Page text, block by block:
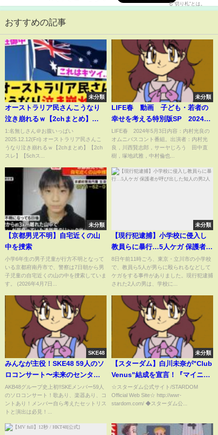
おすすめの記事
未分類
オーストラリア民さんこうなり
泣き崩れるｗ【2chまとめ】
【2chスレ】【5chスレ】
1:名無しさん＠お腹いっぱい
2025.12.12(Fri) オーストラリア民さんこ
うなり泣き崩れるｗ【2chまとめ】【2ch
スレ】【5chス...
未分類
LIFE春 動画 子ども・若者の
幸せを考える特別版SP 2024年
5月3日
LIFE春 2024年5月3日内容：内村光良の
オムニバスコント番組。出演者：内村光
良，川西賢志郎，サーヤじろう 田中直
樹，塚地武雅，中村倫也...
未分類
【京都男児不明】自宅近くの山
中を捜索
小学6年生の男子児童が行方不明となって
いる京都府南丹市で、警察は7日朝から男
子児童の自宅近くの山の中を捜索していま
す。 (2026年4月7日...
未分類
【現行犯逮捕】小学校に侵入し
教員らに暴行…5人ケガ 保護者が
呼び出した知人の男2人
8日午前11時ごろ、東京・立川市の小学校
で、教員ら5人が男らに殴られるなどして
ケガをする事件がありました。現行犯逮捕
された2人の男は、学校に...
SKE48
みんなが主役！SKE48 59人のソ
ロコンサート〜未来のセンター
は誰だ？〜DVD&Blu-rayダイジ
ェスト公開!!
AKB48グループ史上初!!SKEメンバー59人
のソロコンサート！歌あり、楽器あり、コ
ントあり！メンバー自ら考えたセットリス
トと演出は必見！...
未分類
【スターダム】白川未奈が"Club
Venus"結成を宣言！『マイニュ
ーフレンズ、ザイヤ・ブルック
サイド、マライア・メイ！』タ
ッグ解散のウナギ・サヤカ泣
【STARDOM】
☆スターダム公式サイト/STARDOM
Official Web Site☆ http://wwr-
stardom.com/ ◆スターダム公...